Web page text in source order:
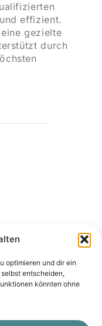
optimieren und dir ein
entscheiden,
könnten ohne
effizient.
gezielte
durch